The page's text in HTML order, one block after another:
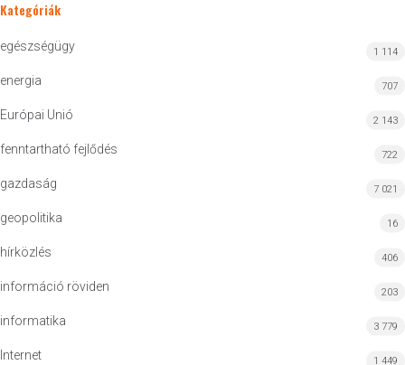
Kategóriák
egészségügy 1 114
energia 707
Európai Unió 2 143
fenntartható fejlődés 722
gazdaság 7 021
geopolitika 16
hírközlés 406
információ röviden 203
informatika 3 779
Internet 1 449